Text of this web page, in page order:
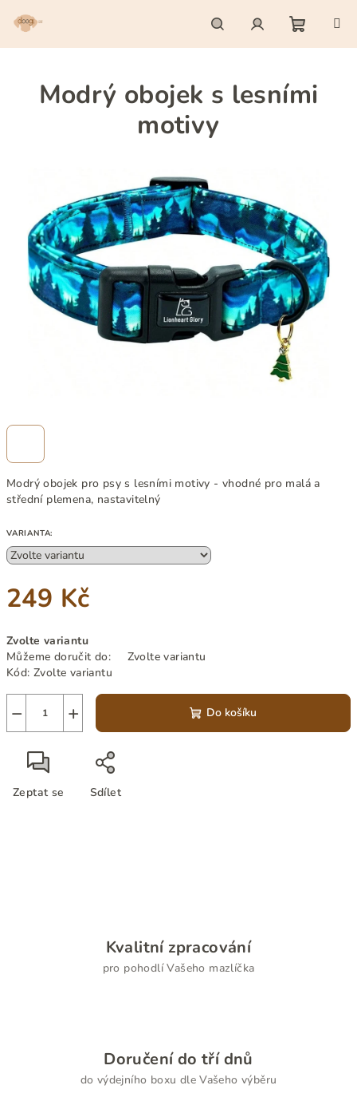
HledatPřihlášení
košík
Modrý obojek pro psy s lesními motivy - vhodné pro malá a
střední plemena, nastavitelný
VARIANTA:
249 Kč
cena:
Zvolte variantu
Můžeme doručit do:
Zvolte variantu
Kód: Zvolte variantu
+
− Do košíku
Zeptat se Sdílet
Modrý obojek s lesními
motivy
Kvalitní zpracování
pro pohodlí Vašeho mazlíčka
Doručení do tří dnů
do výdejního boxu dle Vašeho výběru